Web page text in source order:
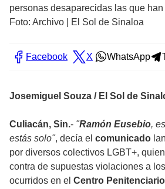
personas desaparecidas las que
Foto: Archivo | El Sol de Sinaloa
Facebook X WhatsApp
Josemiguel Souza / El Sol de
Culiacán, Sin.- "Ramón Eusebio,
estás solo", decía el comunicado
por diversos colectivos LGBT+,
contra de supuestas violaciones a
ocurridos en el Centro